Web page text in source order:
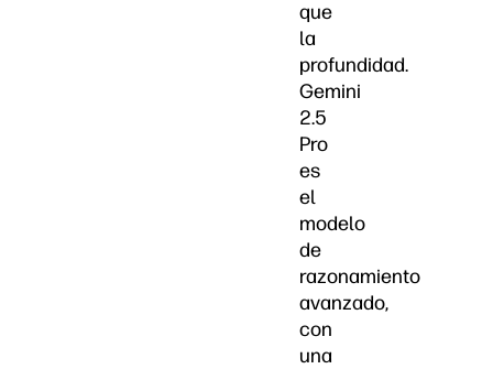
que
la
profundidad.
Gemini
2.5
Pro
es
el
modelo
de
razonamiento
avanzado,
con
una